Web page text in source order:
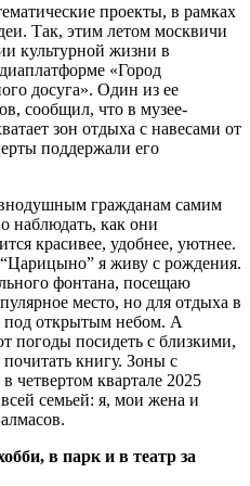
проекты, в рамках
Так, этим летом москвичи
культурной жизни в
«Город
досуга». Один из ее
сообщил, что в музее-
зон отдыха с навесами от
поддержали его
гражданам самим
наблюдать, как они
красивее, удобнее, уютнее.
я живу с рождения.
фонтана, посещаю
место, но для отдыха в
под открытым небом. А
погоды посидеть с близкими,
книгу. Зоны с
четвертом квартале 2025
семьей: я, мои жена и
в парк и в театр за